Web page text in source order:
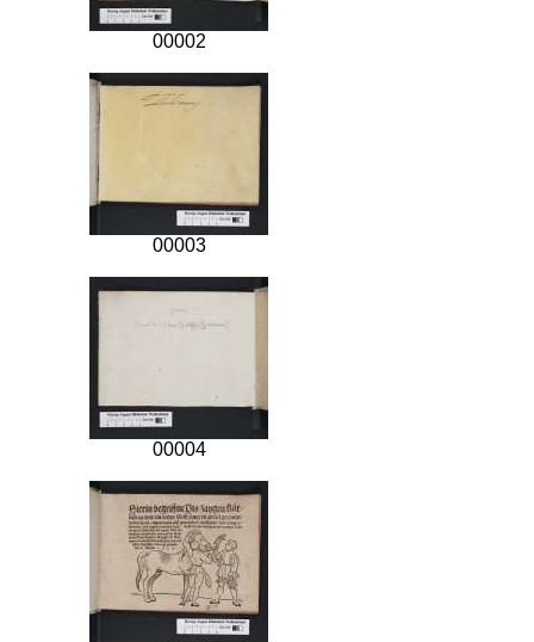
00002
00003
00004